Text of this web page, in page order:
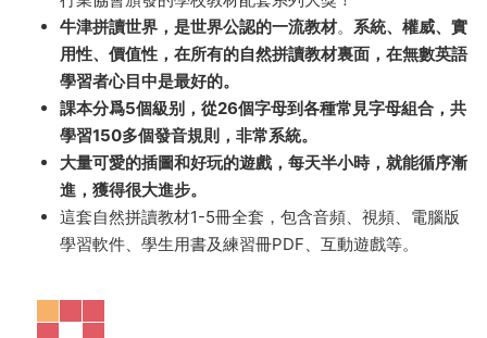
Oxford Phonics World 牛津拼讀世界 自然拼讀英國原版
教材全套1-5冊 視頻+音頻+學習軟件+配套課件+學生用
書及練習冊PDF+互動遊戲【高清MP4&PPT&PDF&EXE-
34.7GB】——最好的自然拼讀教材，曾獲美國紐約圖書
行業協會頒發的學校教材配套系列大獎！
牛津拼讀世界，是世界公認的一流教材。系統、權威、實
用性、價值性，在所有的自然拼讀教材裏面，在無數英語
學習者心目中是最好的。
課本分爲5個級别，從26個字母到各種常見字母組合，共
大量可愛的插圖和好玩的遊戲，每天半小時，就能循序漸
進，獲得很大進步。